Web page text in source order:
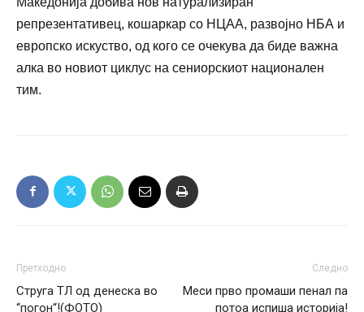
репрезентативец, кошаркар со НЦАА, развојно НБА и
европско искуство, од кого се очекува да биде важна
алка во новиот циклус на сениорскиот национален
тим.
Претходно
Струга ТЛ од денеска во
“погон“!(ФОТО)
Следно
Меси прво промаши пенал па
потоа испиша историја!